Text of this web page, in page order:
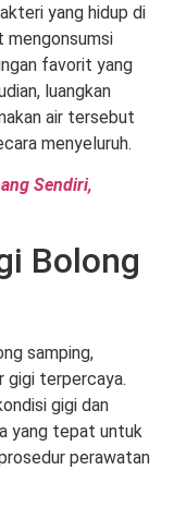
yang hidup di
mengonsumsi
favorit yang
luangkan
air tersebut
menyeluruh.
Sendiri,
Bolong
samping,
gigi terpercaya.
gigi dan
yang tepat untuk
perawatan